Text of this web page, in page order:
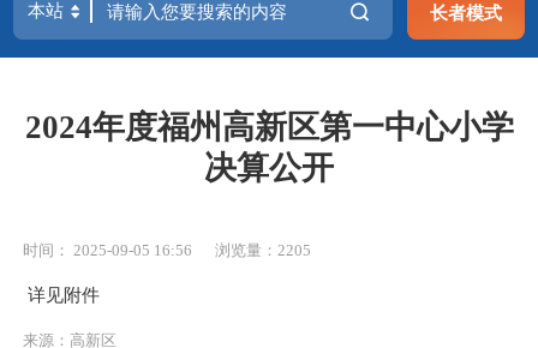
长者模式
2024年度福州高新区第一中心小学
决算公开
时间： 2025-09-05 16:56 浏览量：2205
详见附件
来源：高新区